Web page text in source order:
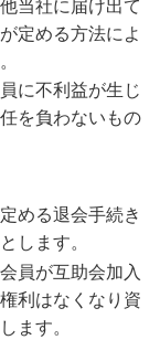
定める方法によ
に不利益が生じ
を負わないもの
める退会手続き
します。
員が互助会加入
利はなくなり資
ます。